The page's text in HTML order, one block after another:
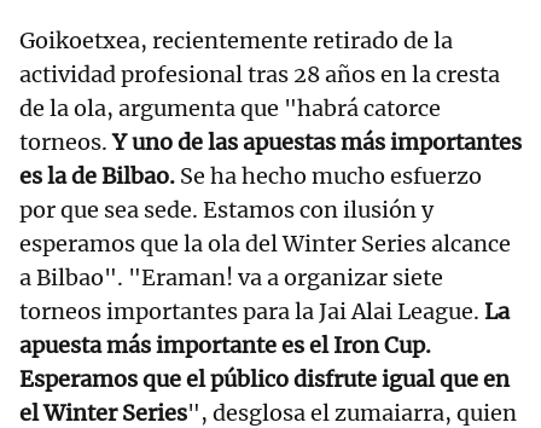
Goikoetxea, recientemente retirado de la
actividad profesional tras 28 años en la cresta
de la ola, argumenta que "habrá catorce
torneos.Y uno de las apuestas más importantes
es la de Bilbao. Se ha hecho mucho esfuerzo
por que sea sede. Estamos con ilusión y
esperamos que la ola del Winter Series alcance
a Bilbao". "Eraman! va a organizar siete
torneos importantes para la Jai Alai League. La
apuesta más importante es el Iron Cup.
Esperamos que el público disfrute igual que en
el Winter Series", desglosa el zumaiarra, quien